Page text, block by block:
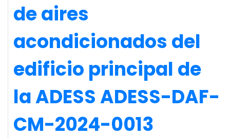
de aires
acondicionados del
edificio principal de
la ADESS ADESS-DAF-
CM-2024-0013